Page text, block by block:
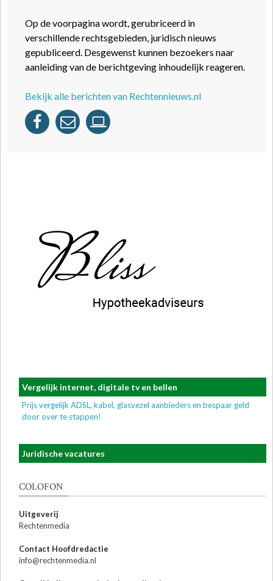
Op de voorpagina wordt, gerubriceerd in
verschillende rechtsgebieden, juridisch nieuws
gepubliceerd. Desgewenst kunnen bezoekers naar
aanleiding van de berichtgeving inhoudelijk reageren.
Bekijk alle berichten van Rechtennieuws.nl
Vergelijk internet, digitale tv en bellen
Prijs vergelijk ADSL, kabel, glasvezel aanbieders en bespaar geld
door over te stappen!
Juridische vacatures
COLOFON
Uitgeverij
Rechtenmedia
Contact Hoofdredactie
info@rechtenmedia.nl